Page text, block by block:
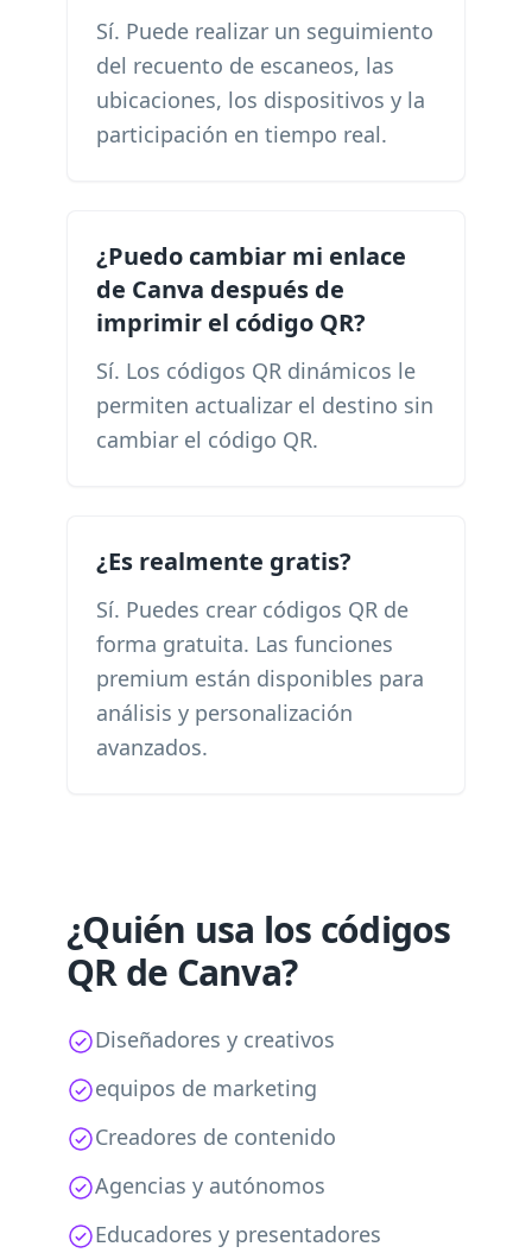
Sí. Puede realizar un seguimiento
del recuento de escaneos, las
ubicaciones, los dispositivos y la
participación en tiempo real.
¿Puedo cambiar mi enlace
de Canva después de
imprimir el código QR?
Sí. Los códigos QR dinámicos le
permiten actualizar el destino sin
cambiar el código QR.
¿Es realmente gratis?
Sí. Puedes crear códigos QR de
forma gratuita. Las funciones
premium están disponibles para
análisis y personalización
avanzados.
¿Quién usa los códigos
QR de Canva?
Diseñadores y creativos
equipos de marketing
Creadores de contenido
Agencias y autónomos
Educadores y presentadores